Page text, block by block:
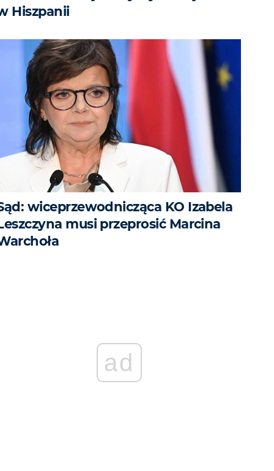
Hiszpanii
wiceprzewodnicząca KO Izabela
musi przeprosić Marcina
ad